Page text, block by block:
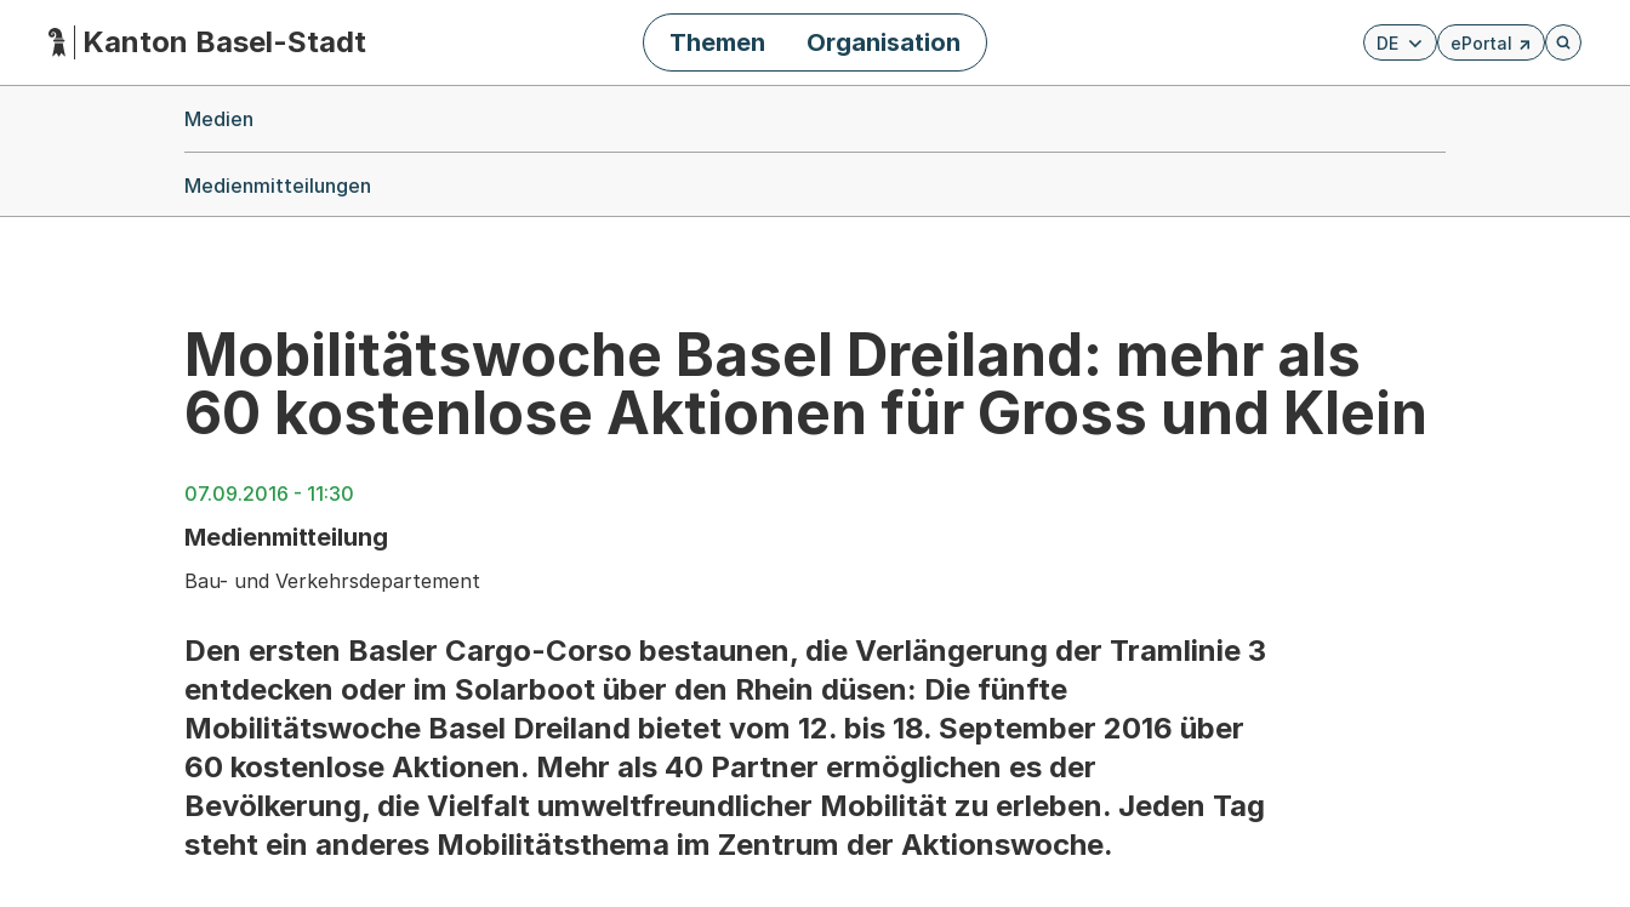
HauptnavigationKanton Basel-Stadt DE ePortal
Externer Link, wird in
Öffnet
Themen Organisation
Medien
Medienmitteilungen
Mobilitätswoche Basel Dreiland: mehr als
60 kostenlose Aktionen für Gross und Klein
07.09.2016 - 11:30
Medienmitteilung
Bau- und Verkehrsdepartement
Den ersten Basler Cargo-Corso bestaunen, die Verlängerung der Tramlinie 3
entdecken oder im Solarboot über den Rhein düsen: Die fünfte
Mobilitätswoche Basel Dreiland bietet vom 12. bis 18. September 2016 über
60 kostenlose Aktionen. Mehr als 40 Partner ermöglichen es der
Bevölkerung, die Vielfalt umweltfreundlicher Mobilität zu erleben. Jeden Tag
steht ein anderes Mobilitätsthema im Zentrum der Aktionswoche.